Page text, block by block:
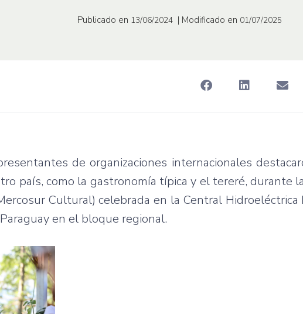
Publicado en 13/06/2024 | Modificado en 01/07/2025
de organizaciones internacionales
país, como la gastronomía típica y el tereré, durante
Cultural) celebrada en la Central Hidroeléctrica
en el bloque regional.